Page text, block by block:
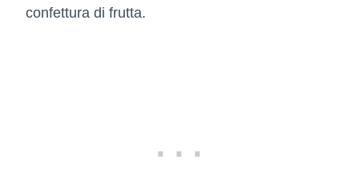
confettura di frutta.